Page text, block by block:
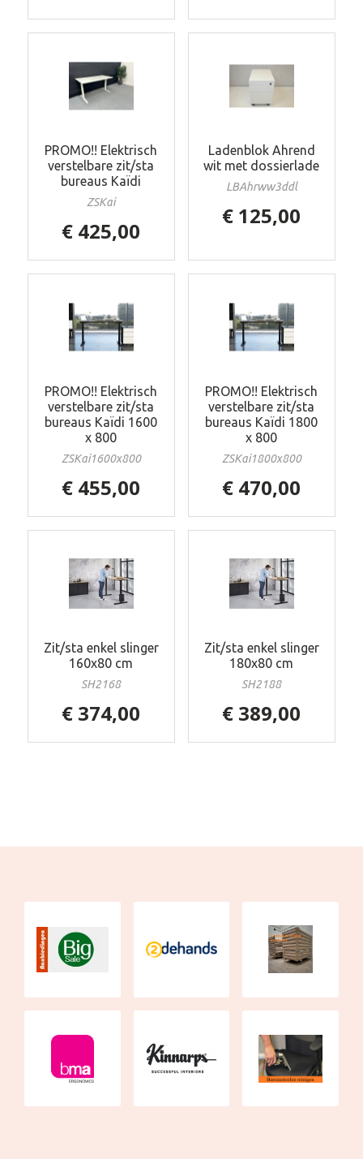
PROMO!! Elektrisch
verstelbare zit/sta
bureaus Kaïdi
ZSKai
€ 425,00
Ladenblok Ahrend
wit met dossierlade
LBAhrww3ddl
€ 125,00
PROMO!! Elektrisch
verstelbare zit/sta
bureaus Kaïdi 1600
x 800
ZSKai1600x800
€ 455,00
PROMO!! Elektrisch
verstelbare zit/sta
bureaus Kaïdi 1800
x 800
ZSKai1800x800
€ 470,00
Zit/sta enkel slinger
160x80 cm
SH2168
€ 374,00
Zit/sta enkel slinger
180x80 cm
SH2188
€ 389,00